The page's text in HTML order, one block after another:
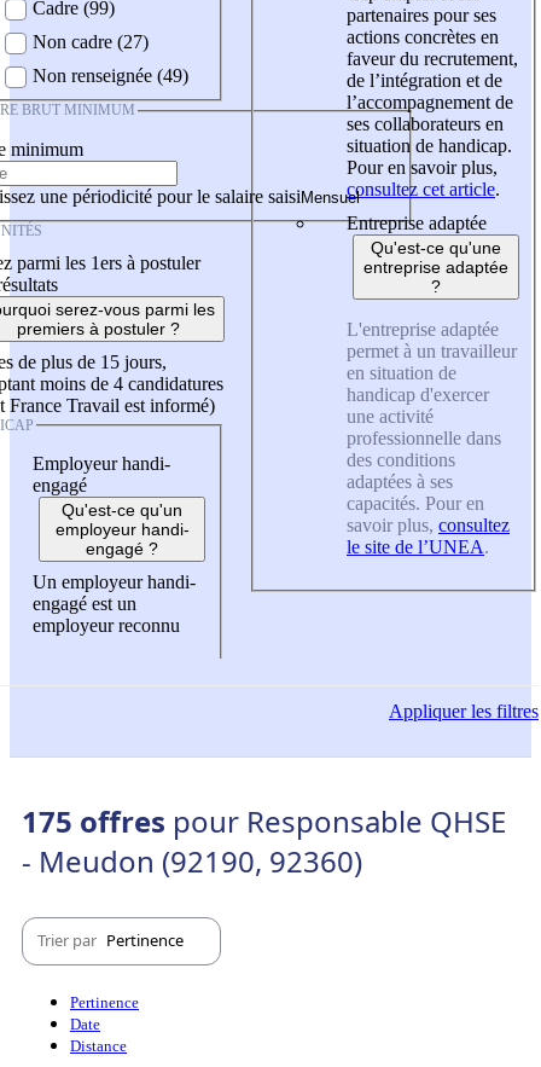
Cadre (99)
Non cadre (27)
Non renseignée (49)
BRUT MINIMUM
minimum
une périodicité pour le salaire saisi
parmi les 1ers à postuler
serez-vous parmi les
premiers à postuler ?
de plus de 15 jours,
moins de 4 candidatures
France Travail est informé)
Employeur handi-
engagé
Qu'est-ce qu'un
employeur handi-
engagé ?
Un employeur handi-
engagé est un
employeur reconnu
partenaires pour ses
actions concrètes en
faveur du recrutement,
de l’intégration et de
l’accompagnement de
ses collaborateurs en
situation de handicap.
Pour en savoir plus,
consultez cet article.
Entreprise adaptée
Qu'est-ce qu'une
entreprise adaptée
?
L'entreprise adaptée
permet à un travailleur
en situation de
handicap d'exercer
une activité
professionnelle dans
des conditions
adaptées à ses
capacités. Pour en
savoir plus, consultez
le site de l’UNEA.
Appliquerles filtres
175 offres pour Responsable QHSE
- Meudon (92190, 92360)
Trier par Pertinence
Pertinence
Date
Distance